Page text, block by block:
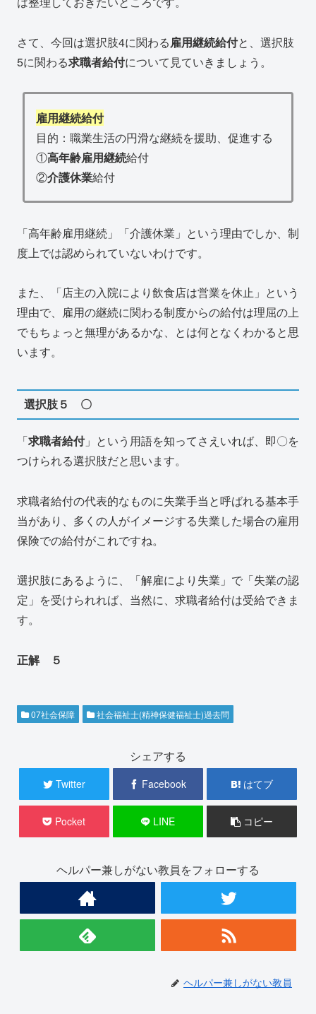
さて、今回は選択肢4に関わる雇用継続給付と、選択肢
5に関わる求職者給付について見ていきましょう。
雇用継続給付
目的：職業生活の円滑な継続を援助、促進する
①高年齢雇用継続給付
②介護休業給付
「高年齢雇用継続」「介護休業」という理由でしか、制
度上では認められていないわけです。
また、「店主の入院により飲食店は営業を休止」という
理由で、雇用の継続に関わる制度からの給付は理屈の上
でもちょっと無理があるかな、とは何となくわかると思
います。
選択肢５ 〇
「求職者給付」という用語を知ってさえいれば、即〇を
つけられる選択肢だと思います。
求職者給付の代表的なものに失業手当と呼ばれる基本手
当があり、多くの人がイメージする失業した場合の雇用
保険での給付がこれですね。
選択肢にあるように、「解雇により失業」で「失業の認
定」を受けられれば、当然に、求職者給付は受給できま
す。
正解 ５
07社会保障 社会福祉士(精神保健福祉士)過去問
シェアする
Twitter Facebook はてブ
Pocket LINE コピー
ヘルパー兼しがない教員をフォローする
ヘルパー兼しがない教員